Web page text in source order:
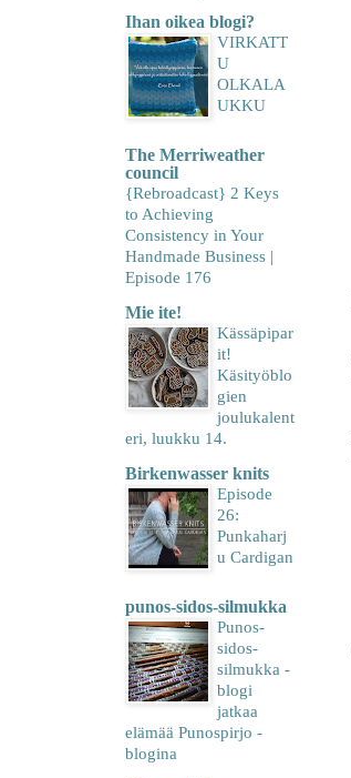
Ihan oikea blogi?
VIRKATT
U
OLKALA
UKKU
The Merriweather
council
{Rebroadcast} 2 Keys
to Achieving
Consistency in Your
Handmade Business |
Episode 176
Mie ite!
Kässäpipar
it!
Käsityöblo
gien
joulukalent
eri, luukku 14.
Birkenwasser knits
Episode
26:
Punkaharj
u Cardigan
punos-sidos-silmukka
Punos-
sidos-
silmukka -
blogi
jatkaa
elämää Punospirjo -
blogina